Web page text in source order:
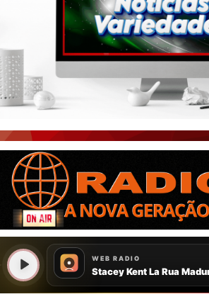
PORTAL CEARÁ
ÚLTIMAS POSTAGENS
BOAS NOTÍCIAS...VIRAM MANCHETE!
CEARÁ BRASIL NOTÍCIAS
CEARÁ BRASIL MUNDO 1
BRASIL DE FATO
NOTÍCIAS GERAIS
CONECTE-SE
REGISTO